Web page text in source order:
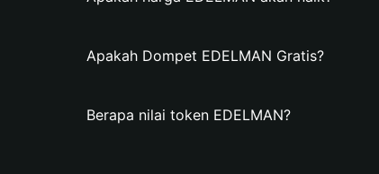
Apakah Dompet EDELMAN Gratis?
Berapa nilai token EDELMAN?